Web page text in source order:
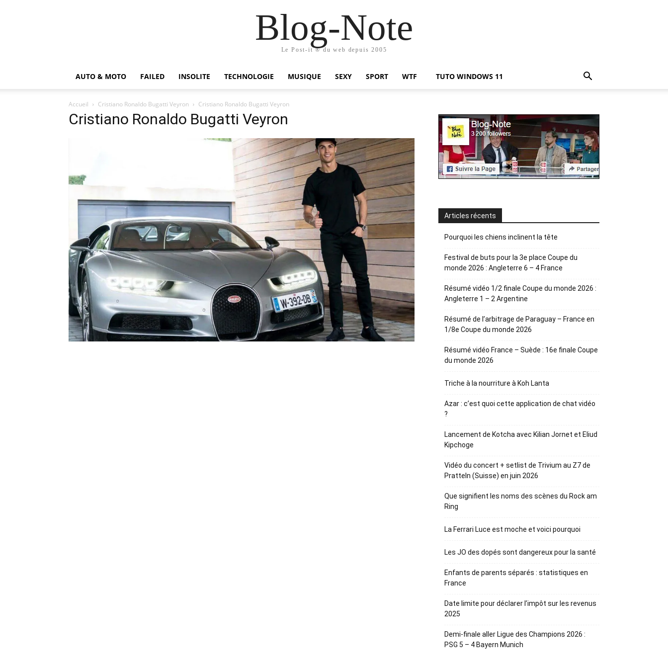
Blog-Note
Le Post-it ® du web depuis 2005
AUTO & MOTO FAILED INSOLITE TECHNOLOGIE MUSIQUE SEXY SPORT WTF TUTO WINDOWS 11
Accueil Cristiano Ronaldo Bugatti Veyron Cristiano Ronaldo Bugatti Veyron
Cristiano Ronaldo Bugatti Veyron
Articles récents
Pourquoi les chiens inclinent la tête
Festival de buts pour la 3e place Coupe du
monde 2026 : Angleterre 6 – 4 France
Résumé vidéo 1/2 finale Coupe du monde 2026 :
Angleterre 1 – 2 Argentine
Résumé de l’arbitrage de Paraguay – France en
1/8e Coupe du monde 2026
Résumé vidéo France – Suède : 16e finale Coupe
du monde 2026
Triche à la nourriture à Koh Lanta
Azar : c’est quoi cette application de chat vidéo
?
Lancement de Kotcha avec Kilian Jornet et Eliud
Kipchoge
Vidéo du concert + setlist de Trivium au Z7 de
Pratteln (Suisse) en juin 2026
Que signifient les noms des scènes du Rock am
Ring
La Ferrari Luce est moche et voici pourquoi
Les JO des dopés sont dangereux pour la santé
Enfants de parents séparés : statistiques en
France
Date limite pour déclarer l’impôt sur les revenus
2025
Demi-finale aller Ligue des Champions 2026 :
PSG 5 – 4 Bayern Munich